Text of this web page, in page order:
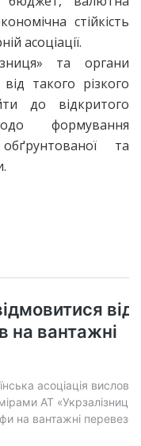
стійкість
асоціації.
та органи
такого різкого
до відкритого
формування
та